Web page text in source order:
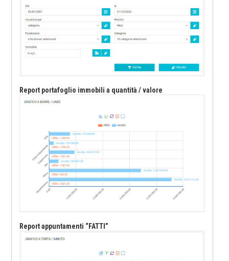
Report portafoglio immobili a quantità / valore
Report appuntamenti “FATTI”